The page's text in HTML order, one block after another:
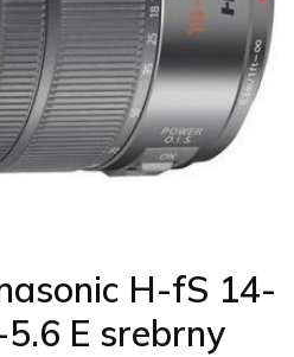
H-fS 14-
E srebrny